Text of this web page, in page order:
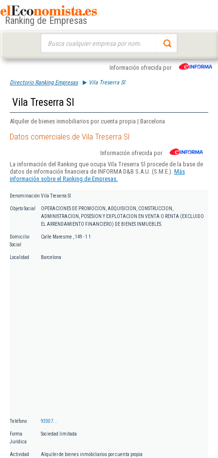
Ranking de Empresas
Información ofrecida por
Directorio Ranking Empresas Vila Treserra Sl
Vila Treserra Sl
Alquiler de bienes inmobiliarios por cuenta propia | Barcelona
Datos comerciales de Vila Treserra Sl
Información ofrecida por
La información del Ranking que ocupa Vila Treserra Sl procede de la base de
datos de información financiera de INFORMA D&B S.A.U. (S.M.E.). Más
información sobre el Ranking de Empresas.
Denominación Vila Treserra Sl
Objeto Social
OPERACIONES DE PROMOCION, ADQUISICION, CONSTRUCCION,
ADMINISTRACION, POSESION Y EXPLOTACION EN VENTA O RENTA (EXCLUIDO
EL ARRENDAMIENTO FINANCIERO) DE BIENES INMUEBLES.
Domicilio
Social
Calle Maresme , 149 - 1 1
Localidad Barcelona
Teléfono 93307...
Forma
Jurídica
Sociedad limitada
Actividad Alquiler de bienes inmobiliarios por cuenta propia